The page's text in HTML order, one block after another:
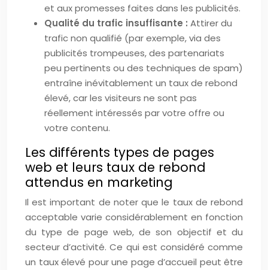
et aux promesses faites dans les publicités.
Qualité du trafic insuffisante : Attirer du
trafic non qualifié (par exemple, via des
publicités trompeuses, des partenariats
peu pertinents ou des techniques de spam)
entraîne inévitablement un taux de rebond
élevé, car les visiteurs ne sont pas
réellement intéressés par votre offre ou
votre contenu.
Les différents types de pages
web et leurs taux de rebond
attendus en marketing
Il est important de noter que le taux de rebond
acceptable varie considérablement en fonction
du type de page web, de son objectif et du
secteur d’activité. Ce qui est considéré comme
un taux élevé pour une page d’accueil peut être